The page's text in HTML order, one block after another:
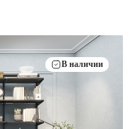
В наличии